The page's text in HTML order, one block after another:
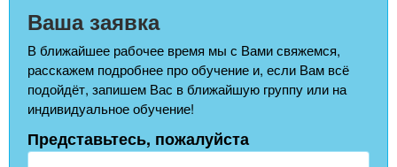
Ваша заявка
В ближайшее рабочее время мы с Вами свяжемся,
расскажем подробнее про обучение и, если Вам всё
подойдёт, запишем Вас в ближайшую группу или на
индивидуальное обучение!
Представьтесь, пожалуйста